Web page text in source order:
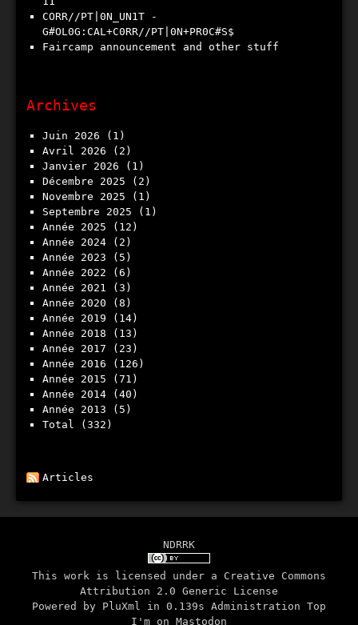
CORR//PT|0N_UN1T -
G#OL0G:CAL+C0RR//PT|0N+PR0C#S$
Faircamp announcement and other stuff
Archives
juin 2026 (1)
avril 2026 (2)
janvier 2026 (1)
décembre 2025 (2)
novembre 2025 (1)
septembre 2025 (1)
année 2025 (12)
année 2024 (2)
année 2023 (5)
année 2022 (6)
année 2021 (3)
année 2020 (8)
année 2019 (14)
année 2018 (13)
année 2017 (23)
année 2016 (126)
année 2015 (71)
année 2014 (40)
année 2013 (5)
total
(332)
Articles
NDRRK
This work is licensed under a Creative Commons
Attribution 2.0 Generic License
Powered by PluXml in 0.139s Administration Top
I'm on Mastodon